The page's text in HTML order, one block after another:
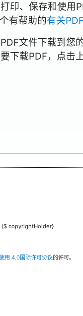
印、保存和使用
有帮助的有关
文件下载到您
下载PDF，点击
{$ copyrightHolder}
用 4.0国际许可协议的许可。